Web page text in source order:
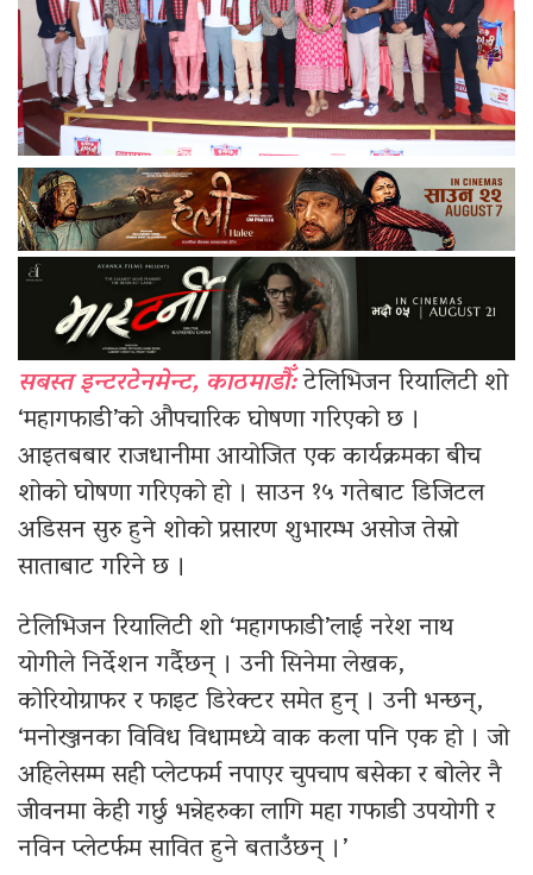
सबस्त इन्टरटेनमेन्ट, काठमाडौँ:टेलिभिजन रियालिटी शो
‘महागफाडी’को औपचारिक घोषणा गरिएको छ ।
आइतबबार राजधानीमा आयोजित एक कार्यक्रमका बीच
शोको घोषणा गरिएको हो । साउन १५ गतेबाट डिजिटल
अडिसन सुरु हुने शोको प्रसारण शुभारम्भ असोज तेस्रो
साताबाट गरिने छ ।
टेलिभिजन रियालिटी शो ‘महागफाडी’लाई नरेश नाथ
योगीले निर्देशन गर्दैछन् । उनी सिनेमा लेखक,
कोरियोग्राफर र फाइट डिरेक्टर समेत हुन् । उनी भन्छन्,
‘मनोरञ्जनका विविध विधामध्ये वाक कला पनि एक हो । जो
अहिलेसम्म सही प्लेटफर्म नपाएर चुपचाप बसेका र बोलेर नै
जीवनमा केही गर्छु भन्नेहरुका लागि महा गफाडी उपयोगी र
नविन प्लेटर्फम सावित हुने बताउँछन् ।’